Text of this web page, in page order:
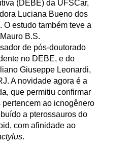
(DEBE) da UFSCar,
Luciana Bueno dos
O estudo também teve a
B.S.
de pós-doutorado
no DEBE, e do
Giuseppe Leonardi,
A novidade agora é a
que permitiu confirmar
ao icnogênero
a pterossauros do
com afinidade ao
.